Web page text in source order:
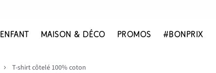
ENFANT MAISON & DÉCO PROMOS #BONPRIX
T-shirt côtelé 100% coton